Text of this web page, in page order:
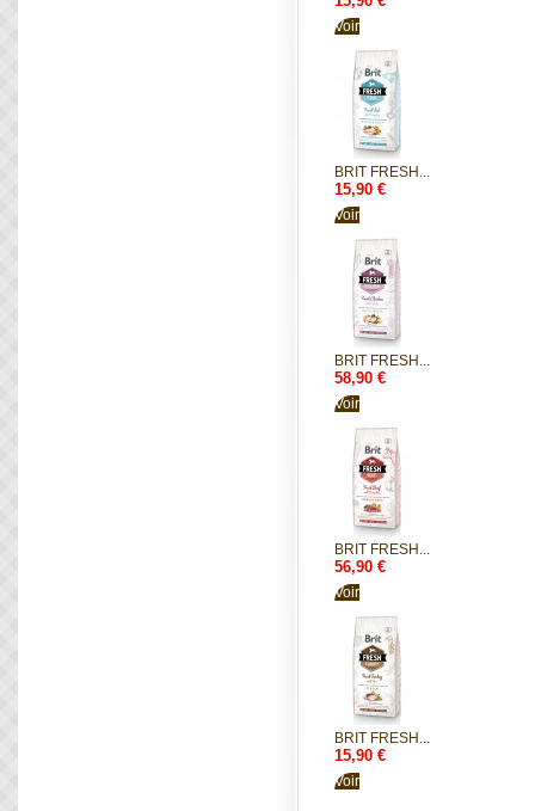
Voir
BRIT FRESH...
15,90 €
Voir
BRIT FRESH...
58,90 €
Voir
BRIT FRESH...
56,90 €
Voir
BRIT FRESH...
15,90 €
Voir